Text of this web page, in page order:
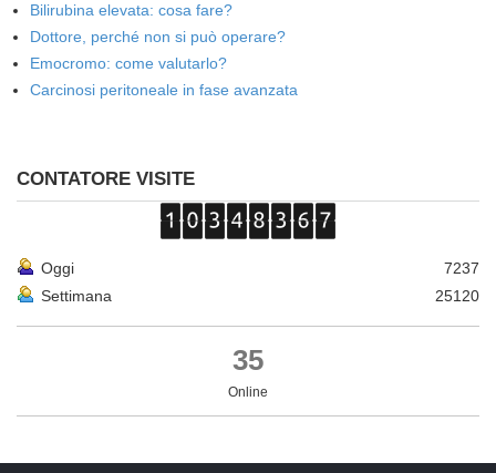
Bilirubina elevata: cosa fare?
Dottore, perché non si può operare?
Emocromo: come valutarlo?
Carcinosi peritoneale in fase avanzata
CONTATORE VISITE
Oggi
7237
Settimana
25120
35
Online